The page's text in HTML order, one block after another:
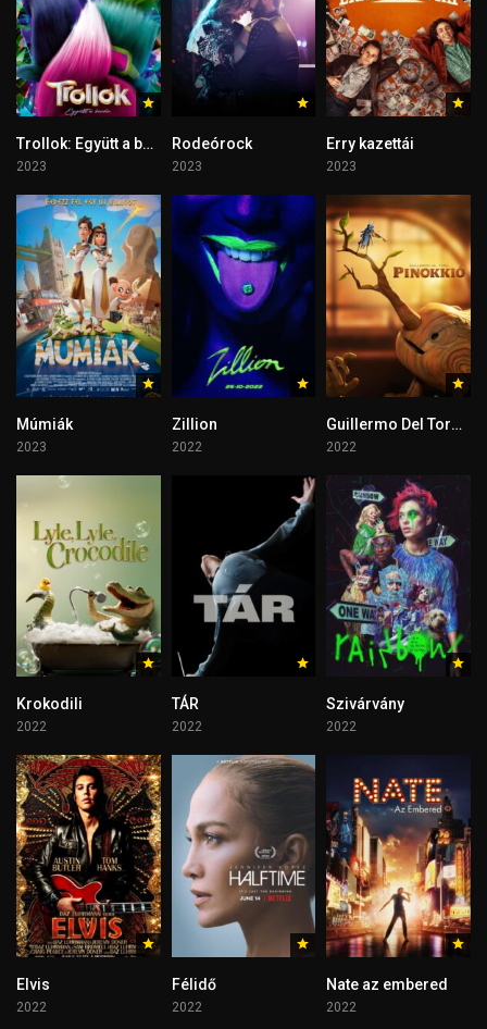
Trollok: Együtt a banda
2023
Rodeórock
2023
Erry kazettái
2023
Múmiák
2023
Zillion
2022
Guillermo Del Toro: Pinokkió
2022
Krokodili
2022
TÁR
2022
Szivárvány
2022
Elvis
2022
Félidő
2022
Nate az embered
2022